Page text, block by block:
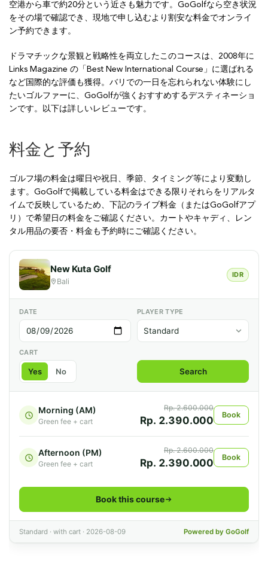
空港から車で約20分という近さも魅力です。GoGolfなら空き状況
をその場で確認でき、現地で申し込むより割安な料金でオンライ
ン予約できます。
ドラマチックな景観と戦略性を両立したこのコースは、2008年に
Links Magazine の「Best New International Course」に選ばれる
など国際的な評価も獲得。バリでの一日を忘れられない体験にし
たいゴルファーに、GoGolfが強くおすすめするデスティネーショ
ンです。以下は詳しいレビューです。
料金と予約
ゴルフ場の料金は曜日や祝日、季節、タイミング等により変動し
ます。GoGolfで掲載している料金はできる限りそれらをリアルタ
イムで反映しているため、下記のライブ料金（またはGoGolfアプ
リ）で希望日の料金をご確認ください。カートやキャディ、レン
タル用品の要否・料金も予約時にご確認ください。